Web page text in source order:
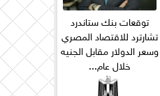
توقعات بنك ستاندرد
تشارترد للاقتصاد المصري
وسعر الدولار مقابل الجنيه
خلال عام...